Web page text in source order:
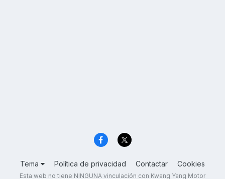
Tema Política de privacidad Contactar Cookies
Esta web no tiene NINGUNA vinculación con Kwang Yang Motor